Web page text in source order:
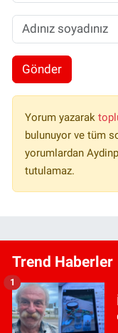
Gönder
Yorum yazarak
bulunuyor ve tüm
yorumlardan
tutulamaz.
Trend Haberler
1